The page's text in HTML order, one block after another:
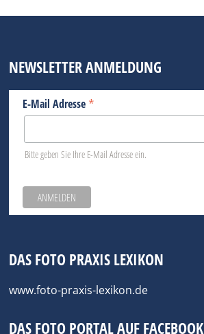
NEWSLETTER ANMELDUNG
E-Mail Adresse *
Bitte geben Sie Ihre E-Mail Adresse ein.
DAS FOTO PRAXIS LEXIKON
www.foto-praxis-lexikon.de
DAS FOTO PORTAL AUF FACEBOOK